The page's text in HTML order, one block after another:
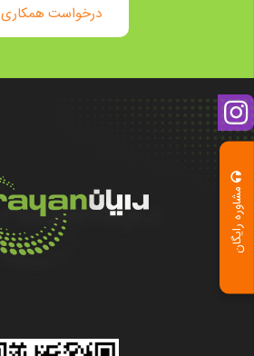
مشاوره رایگان
درخواست همکاری